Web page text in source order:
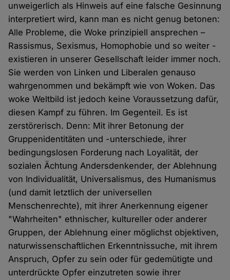
unweigerlich als Hinweis auf eine falsche Gesinnung
interpretiert wird, kann man es nicht genug betonen:
Alle Probleme, die Woke prinzipiell ansprechen –
Rassismus, Sexismus, Homophobie und so weiter -
existieren in unserer Gesellschaft leider immer noch.
Sie werden von Linken und Liberalen genauso
wahrgenommen und bekämpft wie von Woken. Das
woke Weltbild ist jedoch keine Voraussetzung dafür,
diesen Kampf zu führen. Im Gegenteil. Es ist
zerstörerisch. Denn: Mit ihrer Betonung der
Gruppenidentitäten und -unterschiede, ihrer
bedingungslosen Forderung nach Loyalität, der
sozialen Ächtung Andersdenkender, der Ablehnung
von Individualität, Universalismus, des Humanismus
(und damit letztlich der universellen
Menschenrechte), mit ihrer Anerkennung eigener
"Wahrheiten" ethnischer, kultureller oder anderer
Gruppen, der Ablehnung einer möglichst objektiven,
naturwissenschaftlichen Erkenntnissuche, mit ihrem
Anspruch, Opfer zu sein oder für gedemütigte und
unterdrückte Opfer einzutreten sowie ihrer